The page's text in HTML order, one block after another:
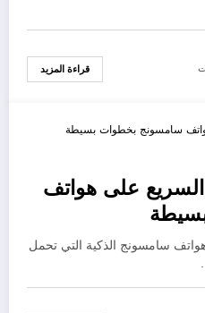
قراءة المزيد
على هواتف
سامسونج الذكية التي تحمل